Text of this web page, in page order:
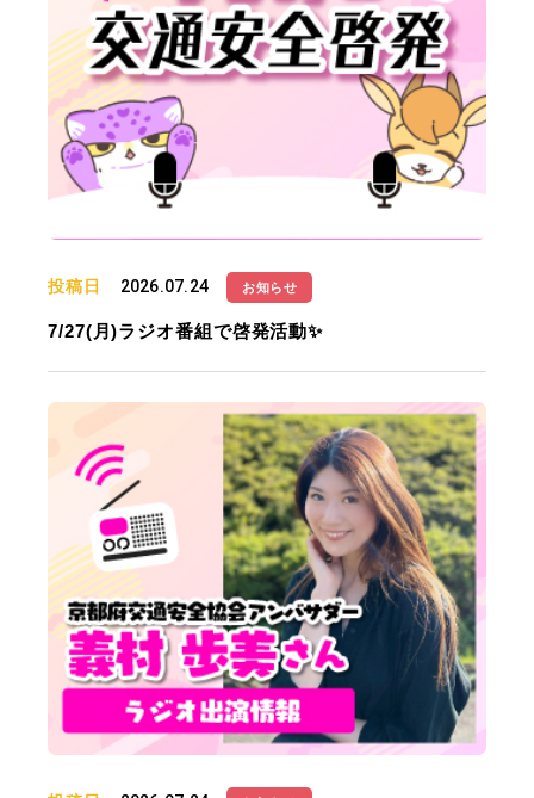
投稿日 2026.07.24 お知らせ
7/27(月)ラジオ番組で啓発活動✨